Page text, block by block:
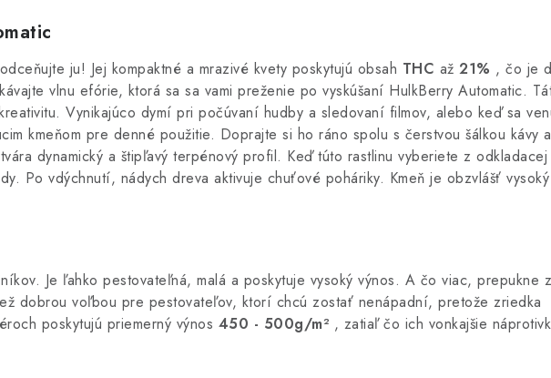
ju! Jej kompaktné a mrazivé kvety poskytujú obsah THC až 21% , čo je
vlnu efórie, ktorá sa sa vami preženie po vyskúšaní HulkBerry Automatic.
Vynikajúco dymí pri počúvaní hudby a sledovaní filmov, alebo keď sa
kmeňom pre denné použitie. Doprajte si ho ráno spolu s čerstvou šálkou kávy
dynamický a štipľavý terpénový profil. Keď túto rastlinu vyberiete z odkladacej
Po vdýchnutí, nádych dreva aktivuje chuťové poháriky. Kmeň je obzvlášť
Je ľahko pestovateľná, malá a poskytuje vysoký výnos. A čo viac, prepukne
dobrou voľbou pre pestovateľov, ktorí chcú zostať nenápadní, pretože zriedka
poskytujú priemerný výnos 450 - 500g/m² , zatiaľ čo ich vonkajšie